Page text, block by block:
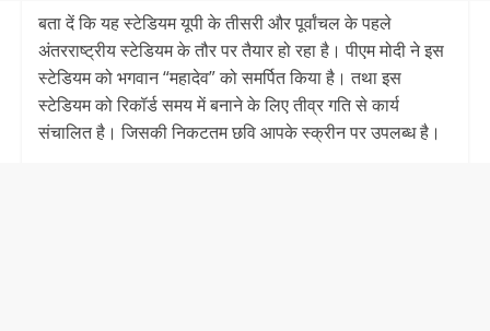
बता दें कि यह स्टेडियम यूपी के तीसरी और पूर्वांचल के पहले
अंतरराष्ट्रीय स्टेडियम के तौर पर तैयार हो रहा है। पीएम मोदी ने इस
स्टेडियम को भगवान “महादेव” को समर्पित किया है। तथा इस
स्टेडियम को रिकॉर्ड समय में बनाने के लिए तीव्र गति से कार्य
संचालित है। जिसकी निकटतम छवि आपके स्क्रीन पर उपलब्ध है।